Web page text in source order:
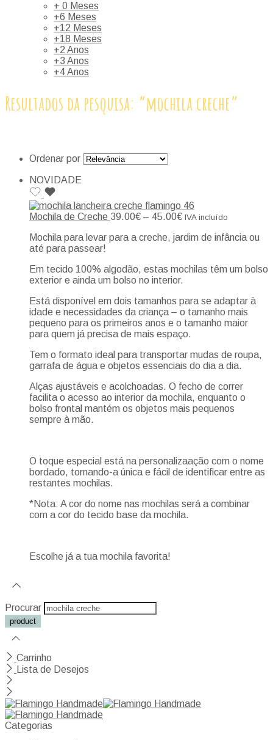
+ 0 Meses
+6 Meses
+12 Meses
+18 Meses
+2 Anos
+3 Anos
+4 Anos
Resultados da pesquisa: “mochila creche”
Ordenar por
NOVIDADE
Mochila de Creche 39.00€ – 45.00€ IVA incluído
Mochila para levar para a creche, jardim de infância ou
até para passear!
Em tecido 100% algodão, estas mochilas têm um bolso
exterior e ainda um bolso no interior.
Está disponível em dois tamanhos para se adaptar à
idade e necessidades da criança – o tamanho mais
pequeno para os primeiros anos e o tamanho maior
para quem já precisa de mais espaço.
Tem o formato ideal para transportar mudas de roupa,
garrafa de água e objetos essenciais do dia a dia.
Alças ajustáveis e acolchoadas. O fecho de correr
facilita o acesso ao interior da mochila, enquanto o
bolso frontal mantém os objetos mais pequenos
sempre à mão.
O toque especial está na personalizaação com o nome
bordado, tornando-a única e fácil de identificar entre as
restantes mochilas.
*Nota: A cor do nome nas mochilas será a combinar
com a cor do tecido base da mochila.
Escolhe já a tua mochila favorita!
Procurar
Carrinho
Lista de Desejos
Categorias